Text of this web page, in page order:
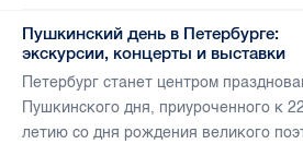
Пушкинский день в Петербурге:
экскурсии, концерты и выставки
Петербург станет центром
Пушкинского дня, приуроченного к
летию со дня рождения великого